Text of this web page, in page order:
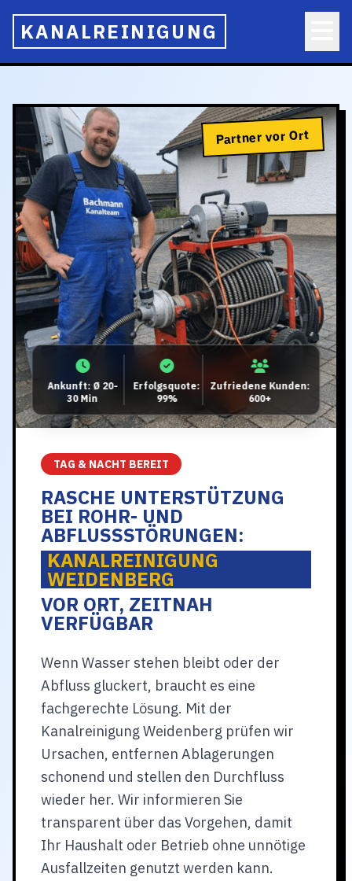
KANALREINIGUNG
Partner vor Ort
Ankunft: Ø 20-
30 Min
Erfolgsquote:
99%
Zufriedene Kunden:
600+
TAG & NACHT BEREIT
RASCHE UNTERSTÜTZUNG
BEI ROHR- UND
ABFLUSSSTÖRUNGEN:
KANALREINIGUNG
WEIDENBERG
VOR ORT, ZEITNAH
VERFÜGBAR
Wenn Wasser stehen bleibt oder der
Abfluss gluckert, braucht es eine
fachgerechte Lösung. Mit der
Kanalreinigung Weidenberg prüfen wir
Ursachen, entfernen Ablagerungen
schonend und stellen den Durchfluss
wieder her. Wir informieren Sie
transparent über das Vorgehen, damit
Ihr Haushalt oder Betrieb ohne unnötige
Ausfallzeiten genutzt werden kann.